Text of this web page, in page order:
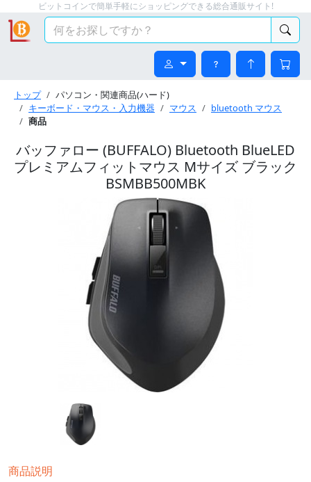
ビットコインで簡単手軽にショッピングできる総合通販サイト!
トップ
パソコン・関連商品(ハード)
キーボード・マウス・入力機器
マウス
bluetooth マウス
商品
バッファロー (BUFFALO) Bluetooth BlueLED
プレミアムフィットマウス Mサイズ ブラック
BSMBB500MBK
商品説明